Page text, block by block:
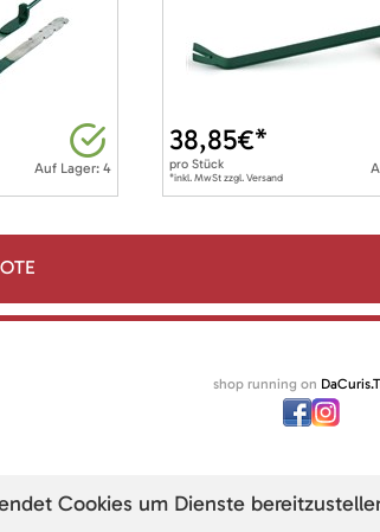
Auf Lager: 4
38,85€*
pro Stück
*inkl. MwSt zzgl. Versand
shop running on
Cookies um Dienste